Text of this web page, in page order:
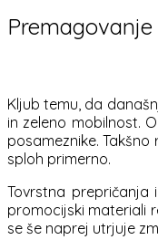
Kljub temu, da
in zeleno mobilnost.
posameznike.
sploh primerno.
Tovrstna prepričanja
promocijski materiali
se še naprej utrjuje